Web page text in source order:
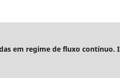
em regime de fluxo